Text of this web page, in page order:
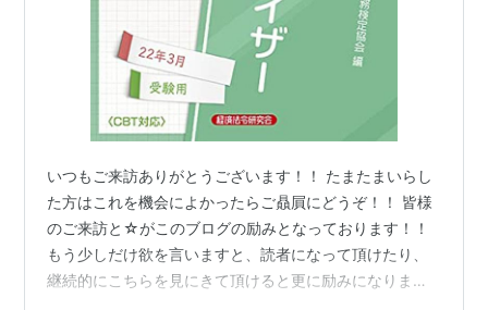
いつもご来訪ありがとうございます！！ たまたまいらし
た方はこれを機会によかったらご贔屓にどうぞ！！ 皆様
のご来訪と☆がこのブログの励みとなっております！！
もう少しだけ欲を言いますと、読者になって頂けたり、
継続的にこちらを見にきて頂けると更に励みになりま